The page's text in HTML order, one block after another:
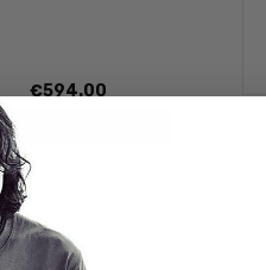
€594.00
ADD ALL SIX TO CART